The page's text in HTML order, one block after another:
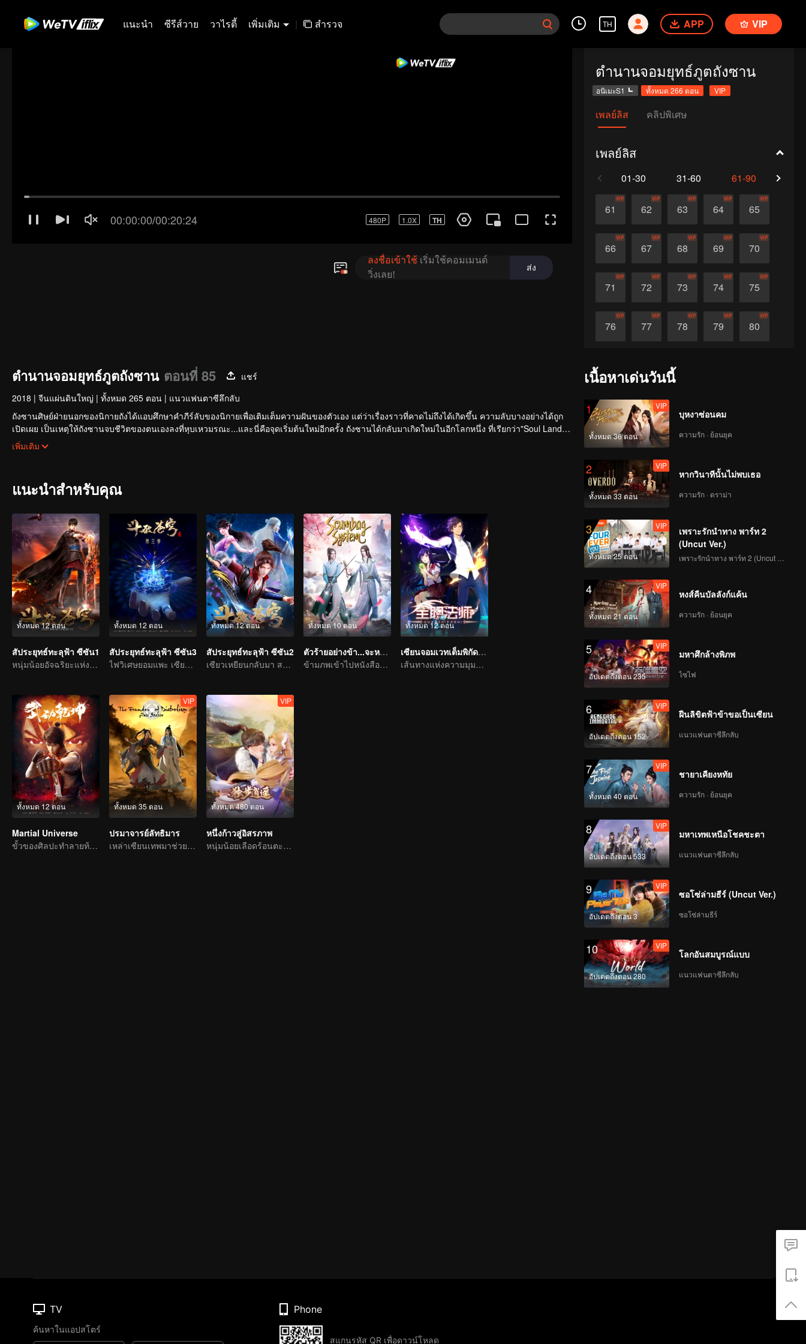
แนะนำ ซีรีส์วาย วาไรตี้ เพิ่มเติม | สำรวจ TH APP VIP
ตำนานจอมยุทธ์ภูตถังซาน
อนิเมะS1 ทั้งหมด 266 ตอน VIP
เพลย์ลิส คลิปพิเศษ
เพลย์ลิส
01-30 31-60 61-90
61
VIP
62
VIP
63
VIP
64
VIP
65
VIP
66
VIP
67
VIP
68
VIP
69
VIP
70
VIP
71
VIP
72
VIP
73
VIP
74
VIP
75
VIP
76
VIP
77
VIP
78
VIP
79
VIP
80
VIP
86 87
ตำนานจอมยุทธ์ภูตถังซาน ตอนที่ 85
แชร์
2018 | จีนแผ่นดินใหญ่ | ทั้งหมด 265 ตอน | แนวแฟนตาซีลึกลับ
ถังซานศิษย์ฝ่ายนอกของนิกายถังได้แอบศึกษาคำภีร์ลับของนิกายเพื่อเติมเต็มความฝันของตัวเอง แต่ว่าเรื่องราวที่คาดไม่ถึงได้เกิดขึ้น ความลับบางอย่างได้ถูก
เปิดเผย เป็นเหตุให้ถังซานจบชีวิตของตนเองลงที่หุบเหวมรณะ...และนี่คือจุดเริ่มต้นใหม่อีกครั้ง ถังซานได้กลับมาเกิดใหม่ในอีกโลกหนึ่ง ที่เรียกว่า"Soul Land"
ดินแดนแห่งพลังวิญญาณ ซึ่งเป็นโลกที่ไม่มีเวทมนตร์ ไม่มีวิชาการต่อสู้ แต่กลับมีพลังแห่งจิตวิญญาณที่น่าประหลาด โดยในโลกนี้ผู้คนต่อสู้กันโดยใช้สิ่งที่เรียก
เพิ่มเติม
แนะนำสำหรับคุณ
ทั้งหมด 12 ตอน
สัประยุทธ์ทะลุฟ้า ซีซัน1
หนุ่มน้อยอัจฉริยะแห่งโลกปราณยุทธ
ทั้งหมด 12 ตอน
สัประยุทธ์ทะลุฟ้า ซีซัน3
ไฟวิเศษยอมแพะ เซียวเหยียนรู้ซึ้งและใช้เป็นทักษะพุทธพิโรธบัวไฟ
ทั้งหมด 12 ตอน
สัประยุทธ์ทะลุฟ้า ซีซัน2
เซียวเหยียนกลับมา สถานการณ์ผันแปรอย่างคาดกันไม่ถึง
ทั้งหมด 10 ตอน
ตัวร้ายอย่างข้า...จะหนีเอาตัวรอดยังไงดี
ข้ามภพเข้าไปหนังสือและเป็นนาง(นาย)ร้ายและโหดร้ายทารุณต่อพระเอก
ทั้งหมด 12 ตอน
เซียนจอมเวทเต็มพิกัด ซีซัน1
เส้นทางแห่งความมุมานะในการฝึกพัฒนาตนเอง
ทั้งหมด 12 ตอน
Martial Universe
ขั้วของศิลปะทำลายท้องฟ้าและย้ายจักรวาล
ทั้งหมด 35 ตอน
VIP
ปรมาจารย์ลัทธิมาร
เหล่าเซียนเทพมาช่วยทำลายล้างความชั่วร้ายให้กับประชาชน
ทั้งหมด 480 ตอน
VIP
หนึ่งก้าวสู่อิสรภาพ
หนุ่มน้อยเลือดร้อนตะลุยโลกธุลีแดง
เนื้อหาเด่นวันนี้
1
ทั้งหมด 36 ตอน
VIP
บุหงาซ่อนคม
ความรัก · ย้อนยุค
2
ทั้งหมด 33 ตอน
VIP
หากวินาทีนั้นไม่พบเธอ
ความรัก · ดราม่า
3
ทั้งหมด 25 ตอน
VIP
เพราะรักนำทาง พาร์ท 2
(Uncut Ver.)
4
ทั้งหมด 21 ตอน
VIP
หงส์คืนบัลลังก์แค้น
ความรัก · ย้อนยุค
5
อัปเดตถึงตอน 235
VIP
มหาศึกล้างพิภพ
ไซไฟ
6
อัปเดตถึงตอน 152
VIP
ฝืนลิขิตฟ้าข้าขอเป็นเซียน
แนวแฟนตาซีลึกลับ
7
ทั้งหมด 40 ตอน
VIP
ชายาเคียงหทัย
ความรัก · ย้อนยุค
8
อัปเดตถึงตอน 533
VIP
มหาเทพเหนือโชคชะตา
แนวแฟนตาซีลึกลับ
9
อัปเดตถึงตอน 3
VIP
ซอโซ่ล่ามธีร์ (Uncut Ver.)
ซอโซ่ล่ามธีร์
10
อัปเดตถึงตอน 280
VIP
โลกอันสมบูรณ์แบบ
แนวแฟนตาซีลึกลับ
TV
ค้นหาในแอปสโตร์
Phone
สแกนรหัส QR เพื่อดาวน์โหลด